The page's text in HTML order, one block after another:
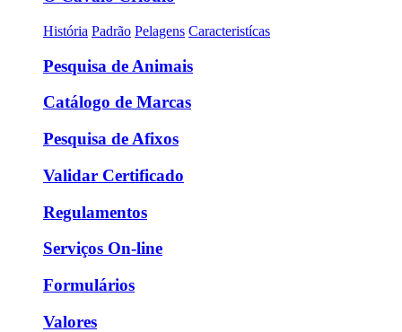
História Padrão Pelagens Caracteristícas
Pesquisa de Animais
Catálogo de Marcas
Pesquisa de Afixos
Validar Certificado
Regulamentos
Serviços On-line
Formulários
Valores